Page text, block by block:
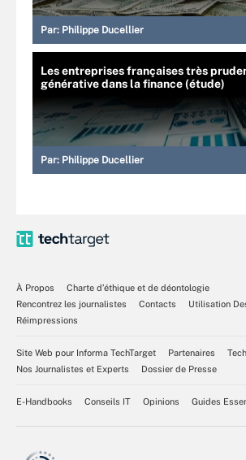
Par: Philippe Ducellier
Les entreprises françaises très
générative dans la finance (étude)
Par: Philippe Ducellier
À Propos
Charte d’éthique et de déontologie
Rencontrez les journalistes
Contacts
Utilisation
Réimpressions
Site Web pour Informa TechTarget Partenaires
Nos Journalistes et Experts
Dossier de Presse
E-Handbooks Conseils IT Opinions Guides